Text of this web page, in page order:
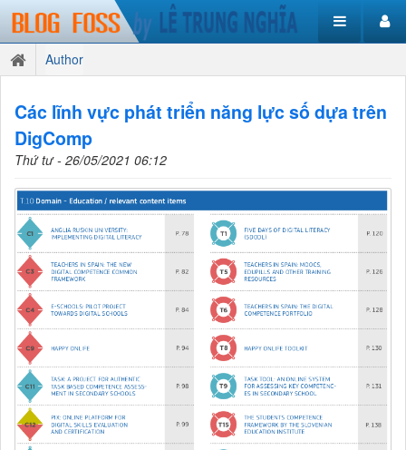
Author
Các lĩnh vực phát triển năng lực số dựa trên
DigComp
Thứ tư - 26/05/2021 06:12